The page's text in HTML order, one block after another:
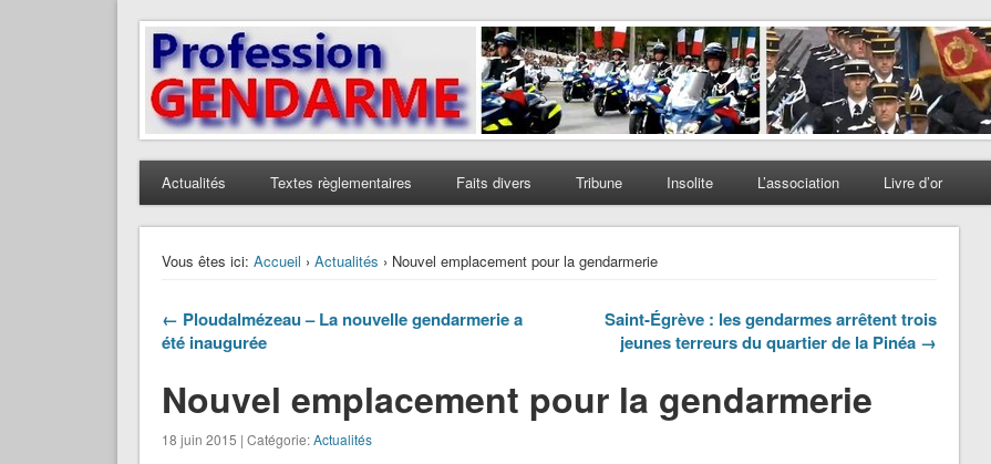
Profession Gendarme
Le journal des gendarmes
Actualités Textes règlementaires Faits divers Tribune Insolite L’association Livre d’or
Vous êtes ici: Accueil › Actualités › Nouvel emplacement pour la gendarmerie
← Ploudalmézeau – La nouvelle gendarmerie a
été inaugurée
Saint-Égrève : les gendarmes arrêtent trois
jeunes terreurs du quartier de la Pinéa →
Nouvel emplacement pour la gendarmerie
18 juin 2015 | Catégorie:Actualités